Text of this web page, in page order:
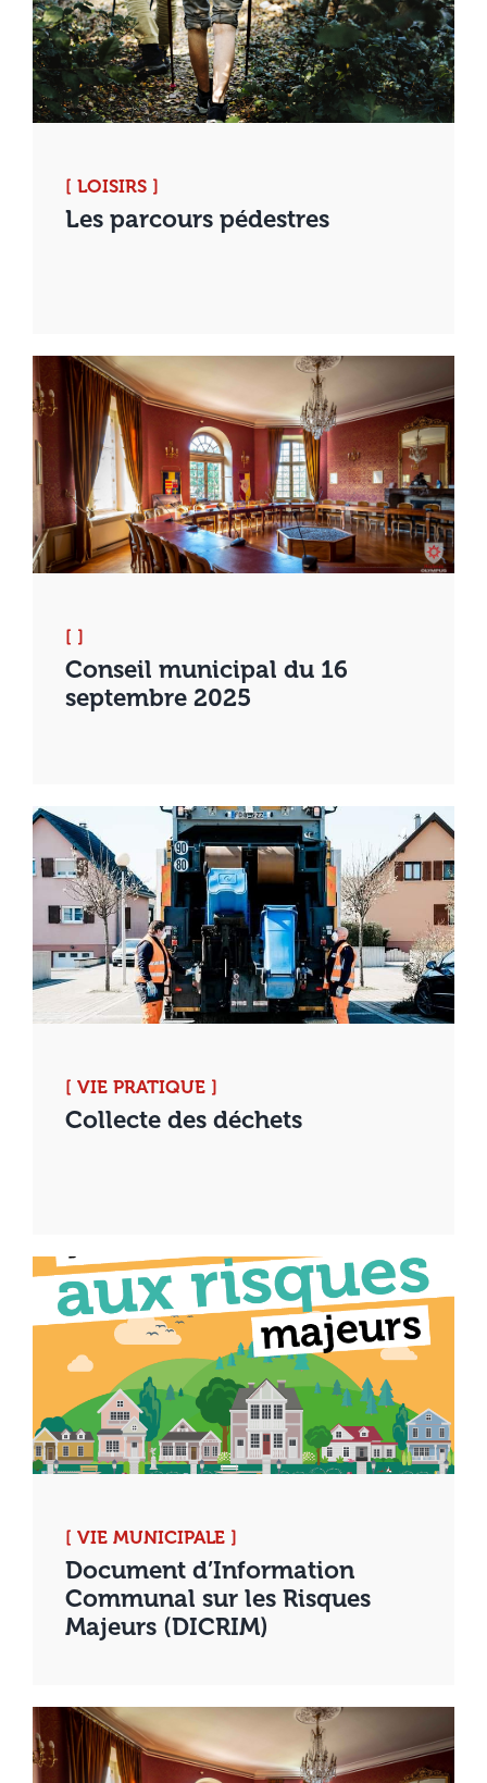
[ LOISIRS ]
Les parcours pédestres
[ ]
Conseil municipal du 16
septembre 2025
[ VIE PRATIQUE ]
Collecte des déchets
[ VIE MUNICIPALE ]
Document d’Information
Communal sur les Risques
Majeurs (DICRIM)